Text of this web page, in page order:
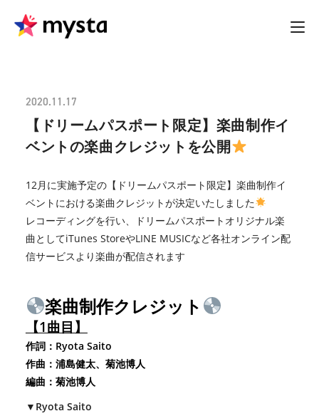
2020.11.17
【ドリームパスポート限定】楽曲制作イ
ベントの楽曲クレジットを公開
12月に実施予定の【ドリームパスポート限定】楽曲制作イ
ベントにおける楽曲クレジットが決定いたしました
レコーディングを行い、ドリームパスポートオリジナル楽
曲としてiTunes StoreやLINE MUSICなど各社オンライン配
信サービスより楽曲が配信されます
楽曲制作クレジット
【1曲目】
作詞：Ryota Saito
作曲：浦島健太、菊池博人
編曲：菊池博人
▼Ryota Saito